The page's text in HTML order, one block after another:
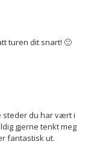
turen dit snart! 🙂
steder du har vært i
gjerne tenkt meg
fantastisk ut.